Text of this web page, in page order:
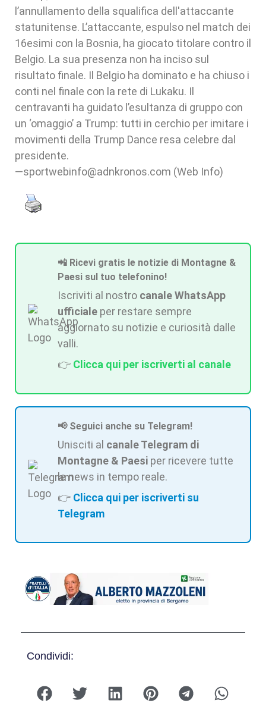
l’annullamento della squalifica dell'attaccante
statunitense. L’attaccante, espulso nel match dei
16esimi con la Bosnia, ha giocato titolare contro il
Belgio. La sua presenza non ha inciso sul
risultato finale. Il Belgio ha dominato e ha chiuso i
conti nel finale con la rete di Lukaku. Il
centravanti ha guidato l’esultanza di gruppo con
un ‘omaggio’ a Trump: tutti in cerchio per imitare i
movimenti della Trump Dance resa celebre dal
presidente.
—sportwebinfo@adnkronos.com (Web Info)
📲 Ricevi gratis le notizie di Montagne &
Paesi sul tuo telefonino!
Iscriviti al nostro canale WhatsApp
ufficiale per restare sempre
aggiornato su notizie e curiosità dalle
valli.
👉 Clicca qui per iscriverti al canale
📢 Seguici anche su Telegram!
Unisciti al canale Telegram di
Montagne & Paesi per ricevere tutte
le news in tempo reale.
👉 Clicca qui per iscriverti su
Telegram
Condividi: